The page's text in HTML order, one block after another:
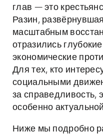
глав — это
Разин,
масштабным
отразились
экономические
Для тех, кто
социальными
за справедливость,
особенно
Ниже мы подробно